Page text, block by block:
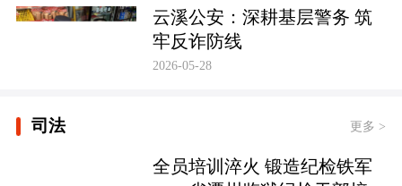
云溪公安：深耕基层警务 筑
牢反诈防线
2026-05-28
司法 更多 >
全员培训淬火 锻造纪检铁军